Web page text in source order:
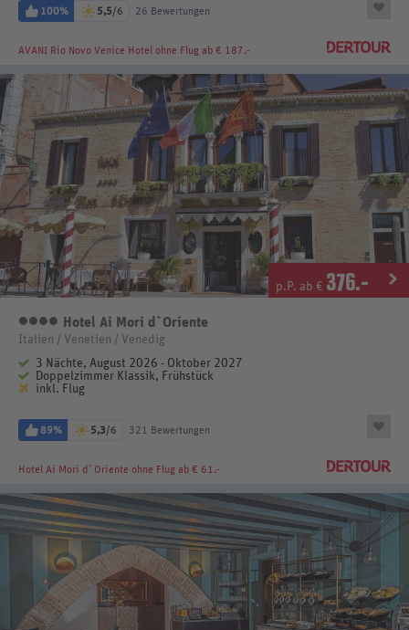
100% 5,5/6 26 Bewertungen
AVANI Rio Novo Venice Hotel ohne Flug ab € 187.-
p.P. ab € 376.-
4 Sterne
Hotel Ai Mori d`Oriente
Italien / Venetien / Venedig
3 Nächte, August 2026 - Oktober 2027
Doppelzimmer Klassik, Frühstück
inkl. Flug
89% 5,3/6 321 Bewertungen
Hotel Ai Mori d`Oriente ohne Flug ab € 61.-